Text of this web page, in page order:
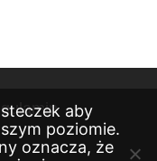
aby
poziomie.
oznacza, że